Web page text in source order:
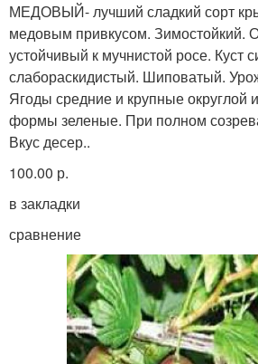
МЕДОВЫЙ- лучший сладкий сорт
медовым привкусом. Зимостойкий.
устойчивый к мучнистой росе. Куст
слабораскидистый. Шиповатый.
Ягоды средние и крупные округлой
формы зеленые. При полном
Вкус десер..
100.00 р.
в закладки
сравнение